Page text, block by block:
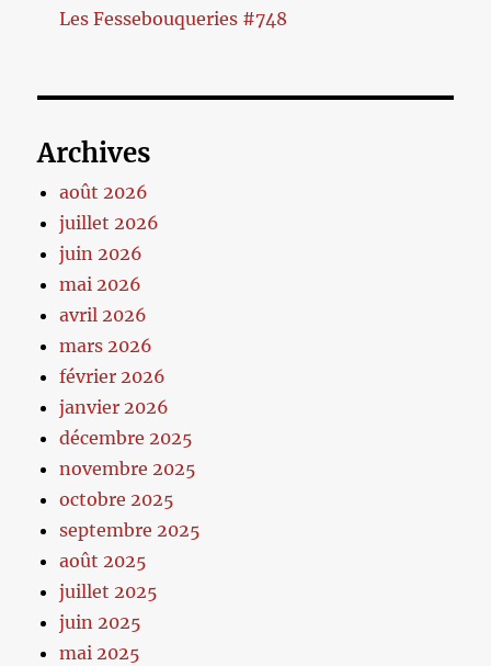
Les Fessebouqueries #748
Archives
août 2026
juillet 2026
juin 2026
mai 2026
avril 2026
mars 2026
février 2026
janvier 2026
décembre 2025
novembre 2025
octobre 2025
septembre 2025
août 2025
juillet 2025
juin 2025
mai 2025